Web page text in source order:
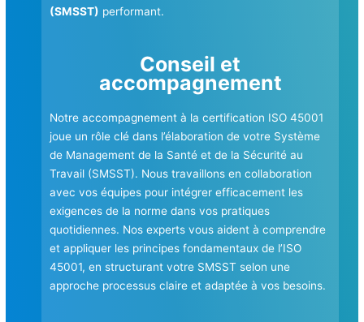
(SMSST) performant.
Conseil et
accompagnement
Notre accompagnement à la certification ISO 45001
joue un rôle clé dans l’élaboration de votre Système
de Management de la Santé et de la Sécurité au
Travail (SMSST). Nous travaillons en collaboration
avec vos équipes pour intégrer efficacement les
exigences de la norme dans vos pratiques
quotidiennes. Nos experts vous aident à comprendre
et appliquer les principes fondamentaux de l’ISO
45001, en structurant votre SMSST selon une
approche processus claire et adaptée à vos besoins.